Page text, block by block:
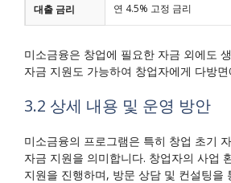
대출 금리 연 4.5% 고정 금리
미소금융은 창업에 필요한 자금 외에도
자금 지원도 가능하여 창업자에게 다방
3.2 상세 내용 및 운영 방안
미소금융의 프로그램은 특히 창업 초기
자금 지원을 의미합니다. 창업자의 사업
지원을 진행하며, 방문 상담 및 컨설팅을